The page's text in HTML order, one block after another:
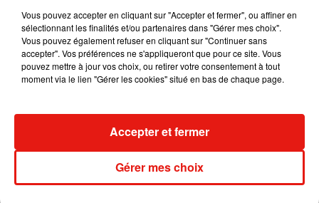
31 juillet 2026
Swedish House Mafia et Lykke Li
dévoilent « Happiness Is So Sad »
31 juillet 2026
historique à Ibiza
Vous pouvez accepter en cliquant sur "Accepter et fermer", ou affiner en
sélectionnant les finalités et/ou partenaires dans "Gérer mes choix".
Vous pouvez également refuser en cliquant sur "Continuer sans
accepter". Vos préférences ne s'appliqueront que pour ce site. Vous
pouvez mettre à jour vos choix, ou retirer votre consentement à tout
moment via le lien "Gérer les cookies" situé en bas de chaque page.
Gérer mes choix
Accepter et fermer